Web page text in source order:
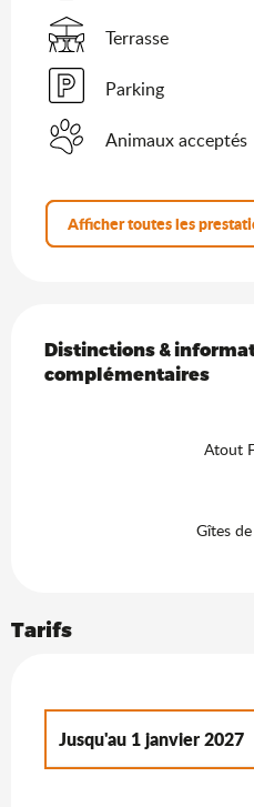
Terrasse
Parking
Animaux acceptés
Afficher toutes les
Distinctions &
Distinctions &
complémentaires
Atout
Gîtes
Tarifs
Jusqu'au 1 janvier 2027